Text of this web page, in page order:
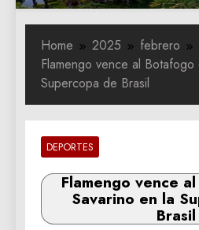
Home 2025 febrero
Flamengo vence al
Supercopa de Brasil
DEPORTES
Flamengo vence
Savarino en la
Brasil